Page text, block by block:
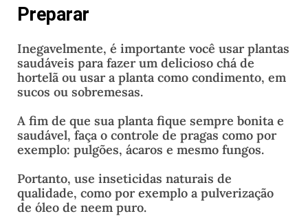
Preparar
Inegavelmente, é importante você usar plantas
saudáveis para fazer um delicioso chá de
hortelã ou usar a planta como condimento, em
sucos ou sobremesas.
A fim de que sua planta fique sempre bonita e
saudável, faça o controle de pragas como por
exemplo: pulgões, ácaros e mesmo fungos.
Portanto, use inseticidas naturais de
qualidade, como por exemplo a pulverização
de óleo de neem puro.